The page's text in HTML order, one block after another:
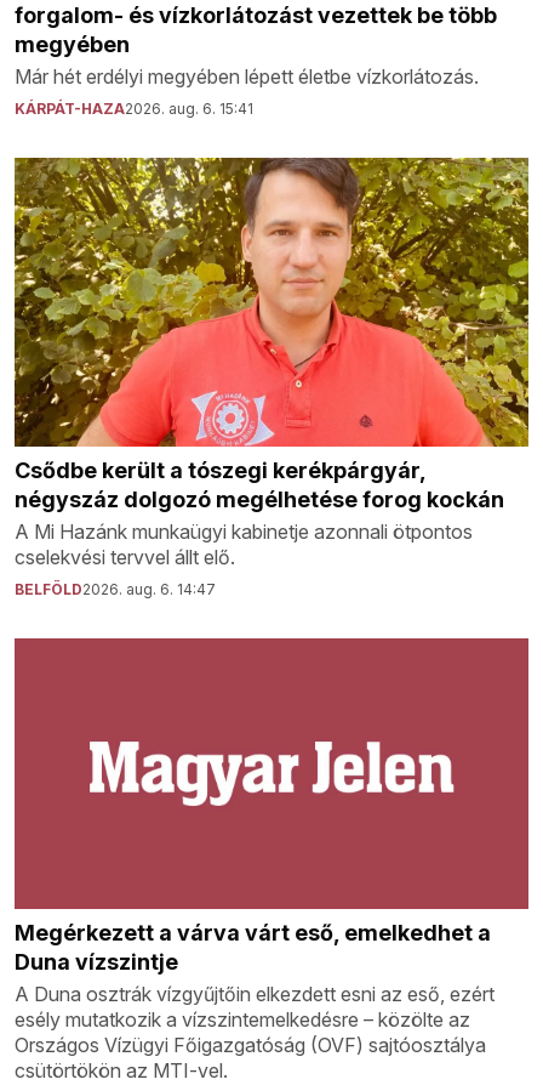
forgalom- és vízkorlátozást vezettek be több
megyében
Már hét erdélyi megyében lépett életbe vízkorlátozás.
KÁRPÁT-HAZA2026. aug. 6. 15:41
Csődbe került a tószegi kerékpárgyár,
négyszáz dolgozó megélhetése forog kockán
A Mi Hazánk munkaügyi kabinetje azonnali ötpontos
cselekvési tervvel állt elő.
BELFÖLD2026. aug. 6. 14:47
Megérkezett a várva várt eső, emelkedhet a
Duna vízszintje
A Duna osztrák vízgyűjtőin elkezdett esni az eső, ezért
esély mutatkozik a vízszintemelkedésre – közölte az
Országos Vízügyi Főigazgatóság (OVF) sajtóosztálya
csütörtökön az MTI-vel.